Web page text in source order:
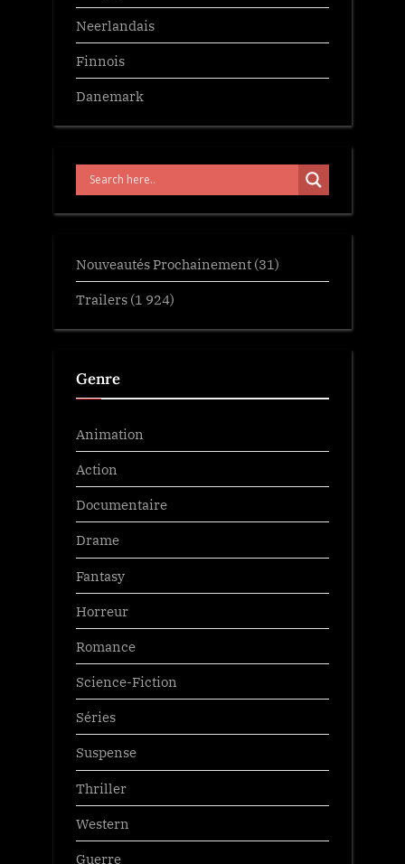
Neerlandais
Finnois
Danemark
Nouveautés Prochainement (31)
Trailers (1 924)
Genre
Animation
Action
Documentaire
Drame
Fantasy
Horreur
Romance
Science-Fiction
Séries
Suspense
Thriller
Western
Guerre